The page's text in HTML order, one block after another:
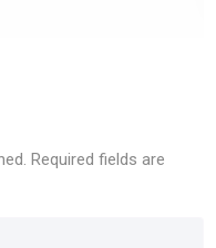
Required fields are